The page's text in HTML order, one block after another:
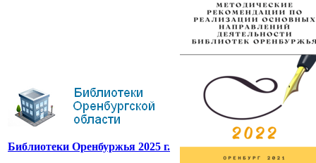
Библиотеки Оренбуржья 2025 г.